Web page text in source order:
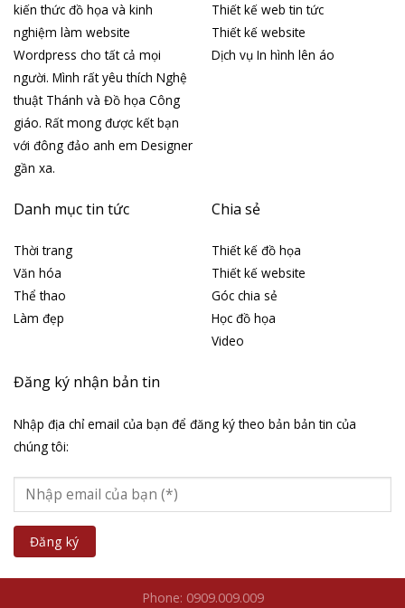
kiến thức đồ họa và kinh
nghiệm làm website
Wordpress cho tất cả mọi
người. Mình rất yêu thích Nghệ
thuật Thánh và Đồ họa Công
giáo. Rất mong được kết bạn
với đông đảo anh em Designer
gần xa.
Thiết kế web tin tức
Thiết kế website
Dịch vụ In hình lên áo
Danh mục tin tức
Thời trang
Văn hóa
Thể thao
Làm đẹp
Chia sẻ
Thiết kế đồ họa
Thiết kế website
Góc chia sẻ
Học đồ họa
Video
Đăng ký nhận bản tin
Nhập địa chỉ email của bạn để đăng ký theo bản bản tin của
chúng tôi:
Phone: 0909.009.009